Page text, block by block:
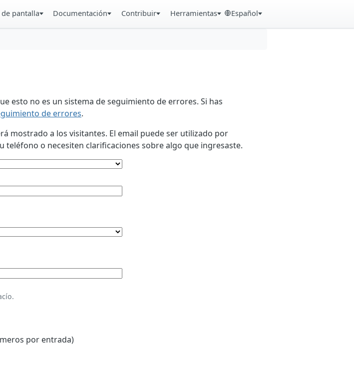
pantalla Documentación Contribuir Herramientas Español
esto no es un sistema de seguimiento de errores. Si has
de errores.
mostrado a los visitantes. El email puede ser utilizado por
o necesiten clarificaciones sobre algo que ingresaste.
por entrada)